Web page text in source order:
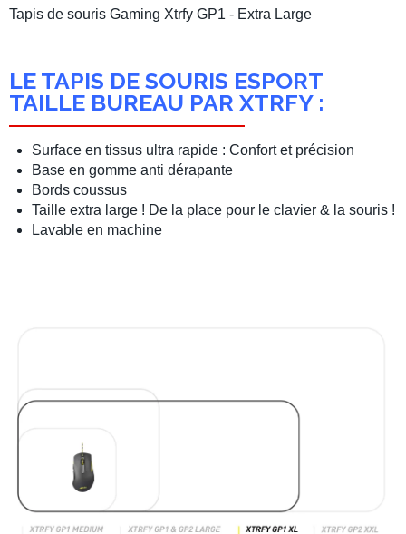
Tapis de souris Gaming Xtrfy GP1 - Extra Large
LE TAPIS DE SOURIS ESPORT
TAILLE BUREAU PAR XTRFY :
Surface en tissus ultra rapide : Confort et précision
Base en gomme anti dérapante
Bords coussus
Taille extra large ! De la place pour le clavier & la souris !
Lavable en machine